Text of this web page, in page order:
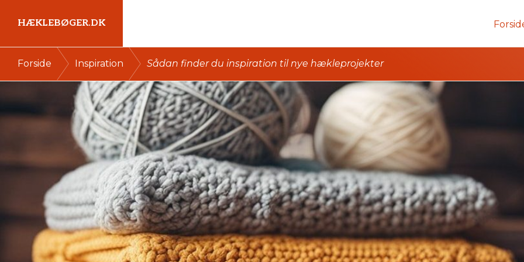
direkte
til
primær
indhold
HÆKLEBØGER.DK
Forside Inspiration Sådan finder du inspiration til nye hækleprojekter